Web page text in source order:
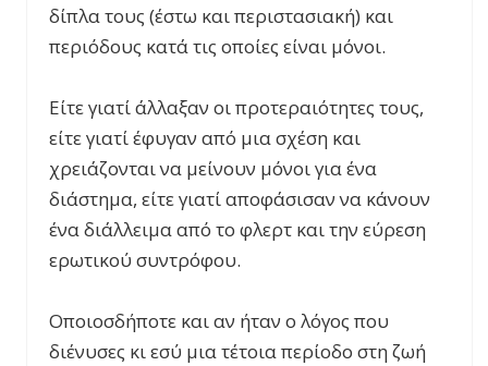
δίπλα τους (έστω και περιστασιακή) και
περιόδους κατά τις οποίες είναι μόνοι.
Είτε γιατί άλλαξαν οι προτεραιότητες τους,
είτε γιατί έφυγαν από μια σχέση και
χρειάζονται να μείνουν μόνοι για ένα
διάστημα, είτε γιατί αποφάσισαν να κάνουν
ένα διάλλειμα από το φλερτ και την εύρεση
ερωτικού συντρόφου.
Οποιοσδήποτε και αν ήταν ο λόγος που
διένυσες κι εσύ μια τέτοια περίοδο στη ζωή